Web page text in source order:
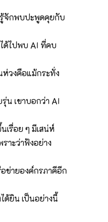
รู้จักพบปะพูดคุยกับ
ด้ไปพบ AI ที่คบ
ห่วงคือแม้กระทั่ง
น เขาบอกว่า AI
เรื่อย ๆ มีเสน่ห์
าะว่าฟังอย่าง
ข่ายองค์กรภาคีอีก
ด้ยิน เป็นอย่างนี้